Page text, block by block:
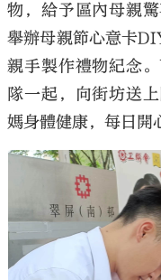
物，給予區內母親驚
舉辦母親節心意卡
親手製作禮物紀念
隊一起，向街坊送
媽身體健康，每日開